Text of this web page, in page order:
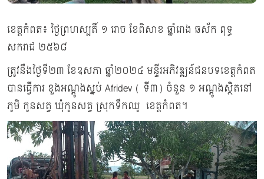
ខេត្តកំពត៖ ថ្ងៃព្រហស្បតិ៍ ១ រោច ខែពិសាខ ឆ្នាំរោង ឆស័ក ពុទ្ធ
សករាជ ២៥៦៨
ត្រូវនឹងថ្ងៃទី២៣ ខែឧសភា ឆ្នាំ២០២៤ មន្ទីរ​អភិវឌ្ឍ​ន៍ជនបទខេត្តកំពត
បានធ្វើការ ខួងអណ្ដូង​ស្នប់​ Afridev ( ទី៣) ចំនួន​ ១ អណ្តូង​ស្ថិត​នៅ
ភូមិ​ កូនសត្វ​ ឃុំកូនសត្វ ស្រុកទឹកឈូ ខេត្តកំពត។